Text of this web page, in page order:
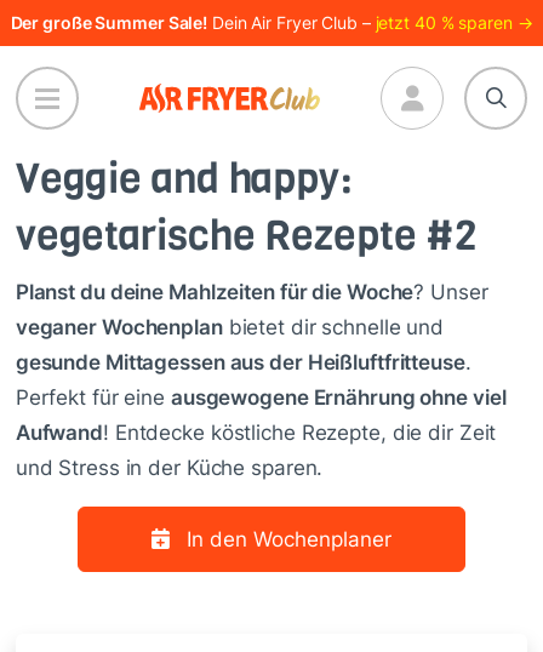
Direkt
zum
Inhalt
Der große Summer Sale! Dein Air Fryer Club – jetzt 40 % sparen →
Veggie and happy:
vegetarische Rezepte #2
Planst du deine Mahlzeiten für die Woche? Unser
veganer Wochenplanbietet dir schnelle und
gesunde Mittagessen aus der Heißluftfritteuse.
Perfekt für eine ausgewogene Ernährung ohne viel
Aufwand! Entdecke köstliche Rezepte, die dir Zeit
und Stress in der Küche sparen.
In den Wochenplaner